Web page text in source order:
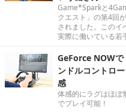
Game*Sparkと
クエスト」の第4回
されました。このイ
実際に働いている若
GeForce NOW
ンドルコントロ
感
体感的にラグはほぼ
でプレイ可能！